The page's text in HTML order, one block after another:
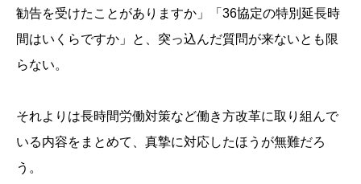
勧告を受けたことがありますか」「36協定の特別延長時
間はいくらですか」と、突っ込んだ質問が来ないとも限
らない。
それよりは長時間労働対策など働き方改革に取り組んで
いる内容をまとめて、真摯に対応したほうが無難だろ
う。